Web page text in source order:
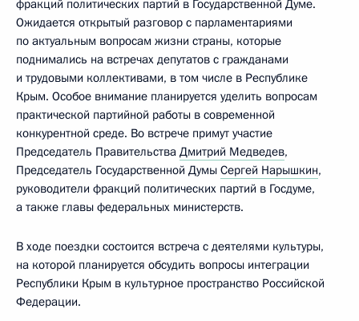
фракций политических партий в Государственной Думе.
Ожидается открытый разговор с парламентариями
по актуальным вопросам жизни страны, которые
поднимались на встречах депутатов с гражданами
и трудовыми коллективами, в том числе в Республике
Крым. Особое внимание планируется уделить вопросам
практической партийной работы в современной
конкурентной среде. Во встрече примут участие
Председатель Правительства Дмитрий Медведев,
Председатель Государственной Думы Сергей Нарышкин,
руководители фракций политических партий в Госдуме,
а также главы федеральных министерств.
В ходе поездки состоится встреча с деятелями культуры,
на которой планируется обсудить вопросы интеграции
Республики Крым в культурное пространство Российской
Федерации.